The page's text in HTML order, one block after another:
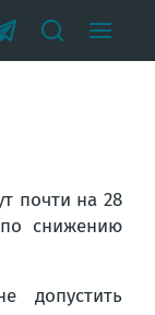
почти на 28
снижению
допустить